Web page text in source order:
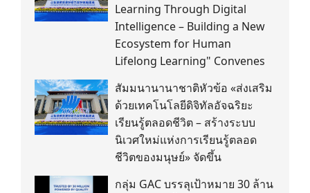
Learning Through Digital
Intelligence – Building a New
Ecosystem for Human
Lifelong Learning" Convenes
สัมมนานานาชาติหัวข้อ «ส่งเสริม
ด้วยเทคโนโลยีดิจิทัลอัจฉริยะ
เรียนรู้ตลอดชีวิต – สร้างระบบ
นิเวศใหม่แห่งการเรียนรู้ตลอด
ชีวิตของมนุษย์» จัดขึ้น
กลุ่ม GAC บรรลุเป้าหมาย 30 ล้าน